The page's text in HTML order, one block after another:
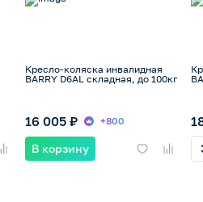
Кресло-коляска инвалидная
BARRY D6AL складная, до 100кг
16 005 ₽ +800
В корзину